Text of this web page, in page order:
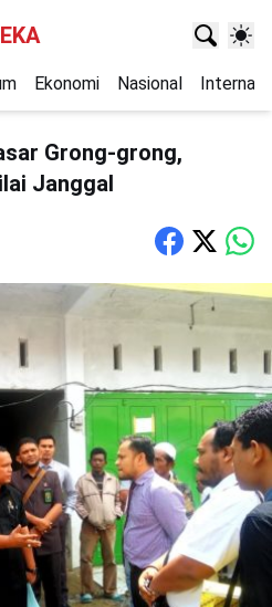
Ekonomi Nasional
Grong-grong,
Janggal